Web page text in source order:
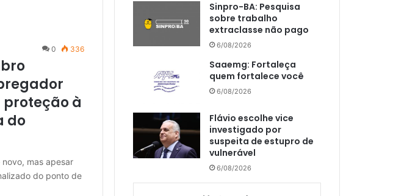
0 336
à
do
mas apesar
do ponto de
Sinpro-BA: Pesquisa
sobre trabalho
extraclasse não pago
6/08/2026
Saaemg: Fortaleça
quem fortalece você
6/08/2026
Flávio escolhe vice
investigado por
suspeita de estupro de
vulnerável
6/08/2026